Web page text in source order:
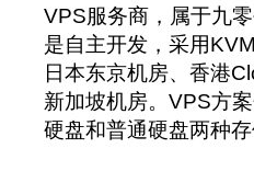
VPS服务商，属于九
是自主开发，采用
日本东京机房、香港
新加坡机房。VPS方
硬盘和普通硬盘两种存